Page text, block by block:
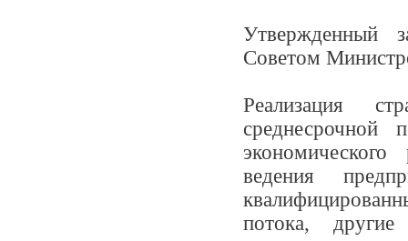
Утвержденный
Советом
Реализация
среднесрочной
ведения
потока,